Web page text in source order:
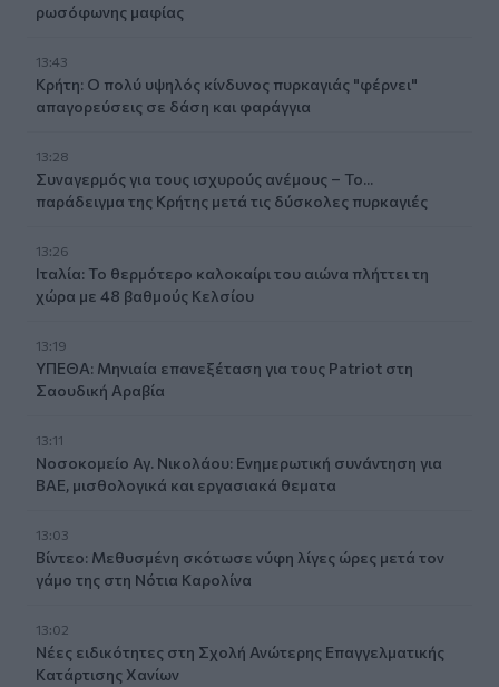
ρωσόφωνης μαφίας
13:43
Κρήτη: Ο πολύ υψηλός κίνδυνος πυρκαγιάς "φέρνει"
απαγορεύσεις σε δάση και φαράγγια
13:28
Συναγερμός για τους ισχυρούς ανέμους – Το...
παράδειγμα της Κρήτης μετά τις δύσκολες πυρκαγιές
13:26
Ιταλία: Το θερμότερο καλοκαίρι του αιώνα πλήττει τη
χώρα με 48 βαθμούς Κελσίου
13:19
ΥΠΕΘΑ: Μηνιαία επανεξέταση για τους Patriot στη
Σαουδική Αραβία
13:11
Νοσοκομείο Αγ. Νικολάου: Ενημερωτική συνάντηση για
ΒΑΕ, μισθολογικά και εργασιακά θεματα
13:03
Βίντεο: Μεθυσμένη σκότωσε νύφη λίγες ώρες μετά τον
γάμο της στη Νότια Καρολίνα
13:02
Νέες ειδικότητες στη Σχολή Ανώτερης Επαγγελματικής
Κατάρτισης Χανίων